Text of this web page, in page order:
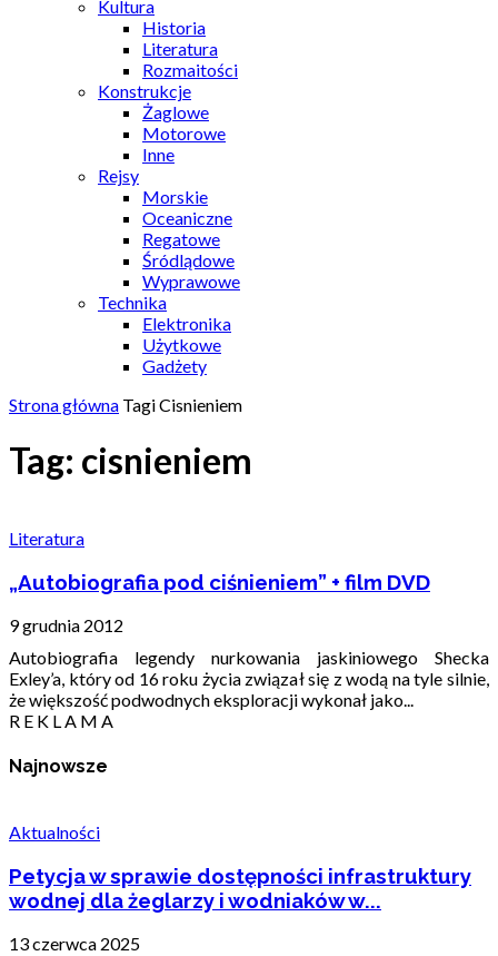
Kultura
Historia
Literatura
Rozmaitości
Konstrukcje
Żaglowe
Motorowe
Inne
Rejsy
Morskie
Oceaniczne
Regatowe
Śródlądowe
Wyprawowe
Technika
Elektronika
Użytkowe
Gadżety
Strona główna TagiCisnieniem
Tag: cisnieniem
Literatura
„Autobiografia pod ciśnieniem” + film DVD
9 grudnia 2012
Autobiografia legendy nurkowania jaskiniowego Shecka
Exley’a, który od 16 roku życia związał się z wodą na tyle silnie,
że większość podwodnych eksploracji wykonał jako...
R E K L A M A
Najnowsze
Aktualności
Petycja w sprawie dostępności infrastruktury
wodnej dla żeglarzy i wodniaków w...
13 czerwca 2025